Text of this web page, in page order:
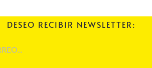
DESEO RECIBIR NEWSLETTER: